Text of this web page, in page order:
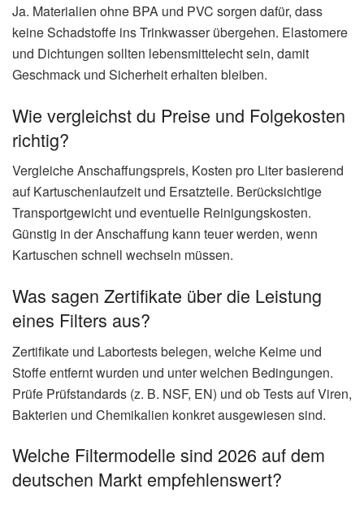
Ja. Materialien ohne BPA und PVC sorgen dafür, dass
keine Schadstoffe ins Trinkwasser übergehen. Elastomere
und Dichtungen sollten lebensmittelecht sein, damit
Geschmack und Sicherheit erhalten bleiben.
Wie vergleichst du Preise und Folgekosten
richtig?
Vergleiche Anschaffungspreis, Kosten pro Liter basierend
auf Kartuschenlaufzeit und Ersatzteile. Berücksichtige
Transportgewicht und eventuelle Reinigungskosten.
Günstig in der Anschaffung kann teuer werden, wenn
Kartuschen schnell wechseln müssen.
Was sagen Zertifikate über die Leistung
eines Filters aus?
Zertifikate und Labortests belegen, welche Keime und
Stoffe entfernt wurden und unter welchen Bedingungen.
Prüfe Prüfstandards (z. B. NSF, EN) und ob Tests auf Viren,
Bakterien und Chemikalien konkret ausgewiesen sind.
Welche Filtermodelle sind 2026 auf dem
deutschen Markt empfehlenswert?